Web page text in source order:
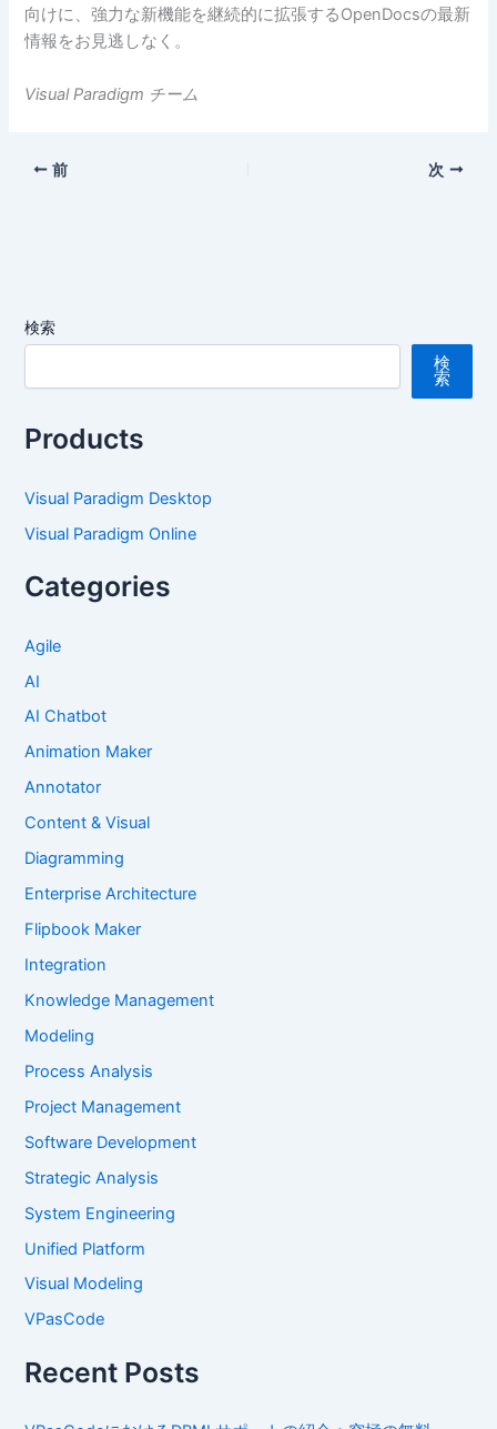
向けに、強力な新機能を継続的に拡張するOpenDocsの最新
情報をお見逃しなく。
Visual Paradigm チーム
前 次
検索
検
索
Products
Visual Paradigm Desktop
Visual Paradigm Online
Categories
Agile
AI
AI Chatbot
Animation Maker
Annotator
Content & Visual
Diagramming
Enterprise Architecture
Flipbook Maker
Integration
Knowledge Management
Modeling
Process Analysis
Project Management
Software Development
Strategic Analysis
System Engineering
Unified Platform
Visual Modeling
VPasCode
Recent Posts